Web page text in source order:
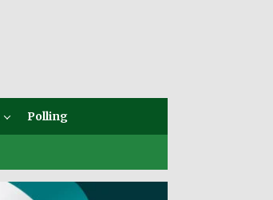
Polling